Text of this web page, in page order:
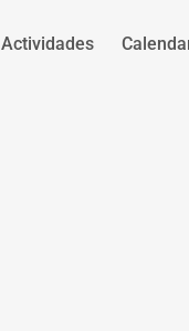
Actividades